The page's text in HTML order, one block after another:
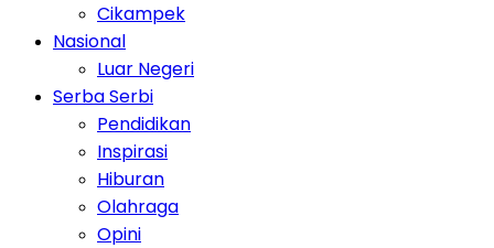
Cikampek
Nasional
Luar Negeri
Serba Serbi
Pendidikan
Inspirasi
Hiburan
Olahraga
Opini